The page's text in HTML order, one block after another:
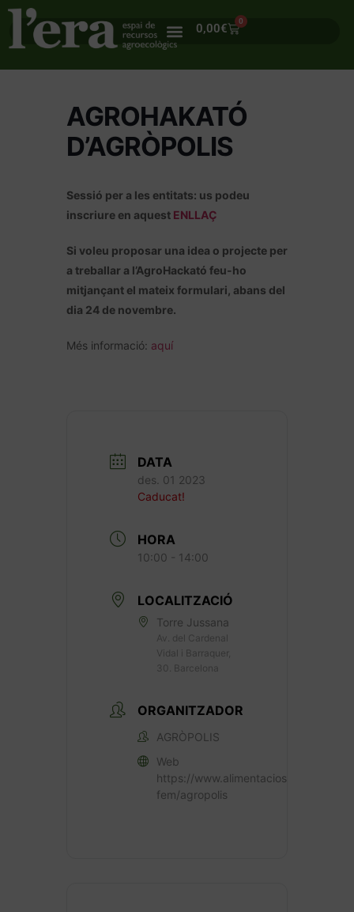
0,00€
0
AGROHAKATÓ
D’AGRÒPOLIS
Sessió per a les entitats: us podeu
inscriure en aquest ENLLAÇ
Si voleu proposar una idea o projecte per
a treballar a l’AgroHackató feu-ho
mitjançant el mateix formulari, abans del
dia 24 de novembre.
Més informació: aquí
DATA
des. 01 2023
Caducat!
HORA
10:00 - 14:00
LOCALITZACIÓ
Torre Jussana
Av. del Cardenal
Vidal i Barraquer,
30. Barcelona
ORGANITZADOR
AGRÒPOLIS
Web
https://
fem/agropolis